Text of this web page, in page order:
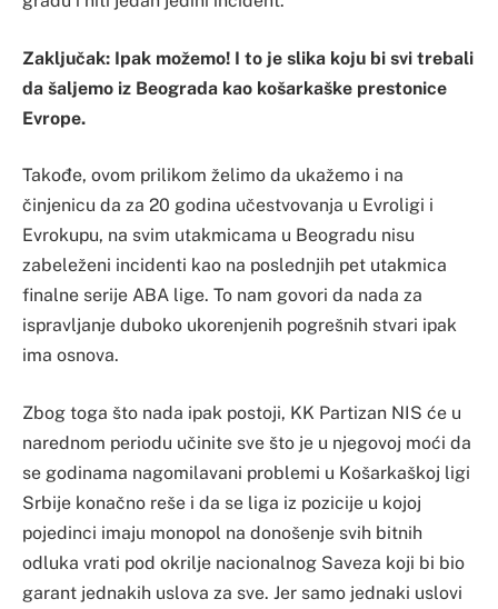
Zaključak: Ipak možemo! I to je slika koju bi svi trebali
da šaljemo iz Beograda kao košarkaške prestonice
Evrope.
Takođe, ovom prilikom želimo da ukažemo i na
činjenicu da za 20 godina učestvovanja u Evroligi i
Evrokupu, na svim utakmicama u Beogradu nisu
zabeleženi incidenti kao na poslednjih pet utakmica
finalne serije ABA lige. To nam govori da nada za
ispravljanje duboko ukorenjenih pogrešnih stvari ipak
ima osnova.
Zbog toga što nada ipak postoji, KK Partizan NIS će u
narednom periodu učinite sve što je u njegovoj moći da
se godinama nagomilavani problemi u Košarkaškoj ligi
Srbije konačno reše i da se liga iz pozicije u kojoj
pojedinci imaju monopol na donošenje svih bitnih
odluka vrati pod okrilje nacionalnog Saveza koji bi bio
garant jednakih uslova za sve. Jer samo jednaki uslovi